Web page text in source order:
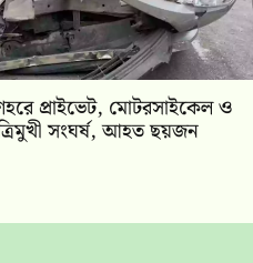
শহরে প্রাইভেট, মোটরসাইকেল ও
সংঘর্ষ, আহত ছয়জন